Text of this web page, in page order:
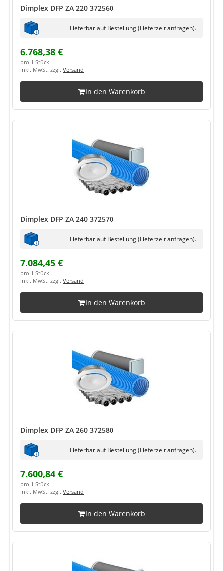
Dimplex DFP ZA 220 372560
Lieferbar auf Bestellung (Lieferzeit anfragen).
6.768,38 €
pro 1 Stück
inkl. MwSt. zzgl. Versand
In den Warenkorb
Dimplex DFP ZA 240 372570
Lieferbar auf Bestellung (Lieferzeit anfragen).
7.084,45 €
pro 1 Stück
inkl. MwSt. zzgl. Versand
In den Warenkorb
Dimplex DFP ZA 260 372580
Lieferbar auf Bestellung (Lieferzeit anfragen).
7.600,84 €
pro 1 Stück
inkl. MwSt. zzgl. Versand
In den Warenkorb